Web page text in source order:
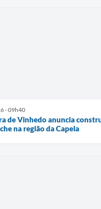
- 09h40
de Vinhedo anuncia
na região da Capela